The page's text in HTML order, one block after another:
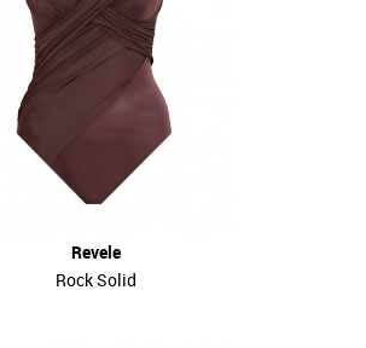
Revele
Rock Solid